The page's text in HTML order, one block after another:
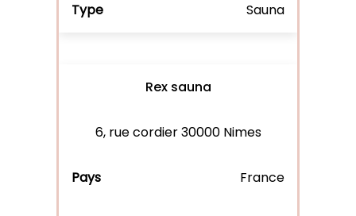
Sauna
Rex sauna
6, rue cordier 30000 Nimes
France